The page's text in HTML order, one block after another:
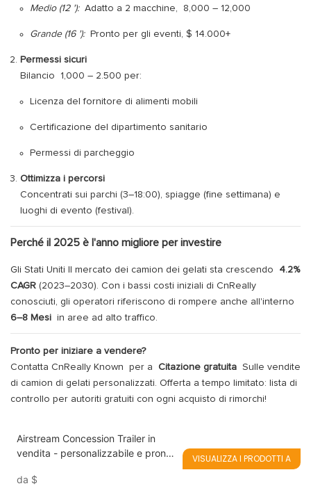
Medio (12 '): Adatto a 2 macchine, 8,000 – 12,000
Grande (16 '): Pronto per gli eventi, $ 14.000+
Permessi sicuri
Bilancio
1,000 – 2.500 per:
Licenza del fornitore di alimenti mobili
Certificazione del dipartimento sanitario
Permessi di parcheggio
Ottimizza i percorsi
Concentrati sui parchi (3–18:00), spiagge (fine settimana) e
luoghi di evento (festival).
Perché il 2025 è l'anno migliore per investire
Gli Stati Uniti Il mercato dei camion dei gelati sta crescendo
4.2%
CAGR (2023–2030). Con i bassi costi iniziali di CnReally
conosciuti, gli operatori riferiscono di rompere anche all'interno
6–8 Mesi in aree ad alto traffico.
Pronto per iniziare a vendere?
Contatta CnReally Known
per a Citazione gratuita Sulle vendite
di camion di gelati personalizzati. Offerta a tempo limitato: lista di
controllo per autoriti gratuiti con ogni acquisto di rimorchi!
Airstream Concession Trailer in
vendita - personalizzabile e pronto
da $
VISUALIZZA I PRODOTTI A